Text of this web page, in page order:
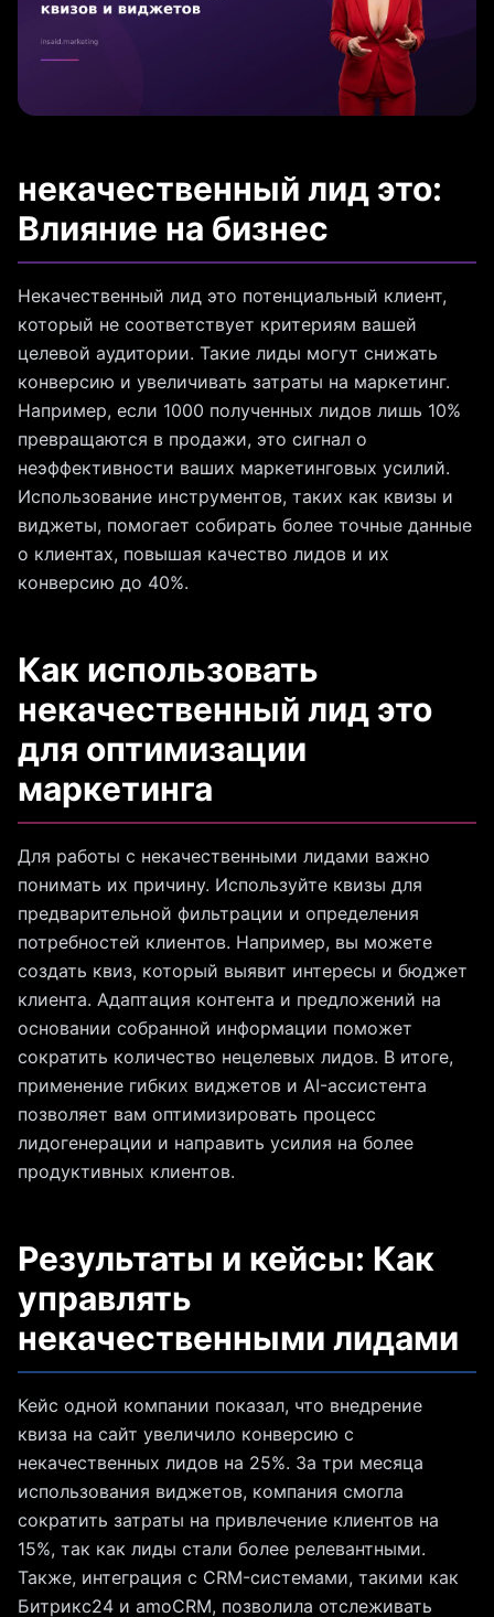
некачественный лид это:
Влияние на бизнес
Некачественный лид это потенциальный клиент,
который не соответствует критериям вашей
целевой аудитории. Такие лиды могут снижать
конверсию и увеличивать затраты на маркетинг.
Например, если 1000 полученных лидов лишь 10%
превращаются в продажи, это сигнал о
неэффективности ваших маркетинговых усилий.
Использование инструментов, таких как квизы и
виджеты, помогает собирать более точные данные
о клиентах, повышая качество лидов и их
конверсию до 40%.
Как использовать
некачественный лид это
для оптимизации
маркетинга
Для работы с некачественными лидами важно
понимать их причину. Используйте квизы для
предварительной фильтрации и определения
потребностей клиентов. Например, вы можете
создать квиз, который выявит интересы и бюджет
клиента. Адаптация контента и предложений на
основании собранной информации поможет
сократить количество нецелевых лидов. В итоге,
применение гибких виджетов и AI-ассистента
позволяет вам оптимизировать процесс
лидогенерации и направить усилия на более
продуктивных клиентов.
Результаты и кейсы: Как
управлять
некачественными лидами
Кейс одной компании показал, что внедрение
квиза на сайт увеличило конверсию с
некачественных лидов на 25%. За три месяца
использования виджетов, компания смогла
сократить затраты на привлечение клиентов на
15%, так как лиды стали более релевантными.
Также, интеграция с CRM-системами, такими как
Битрикс24 и amoCRM, позволила отслеживать